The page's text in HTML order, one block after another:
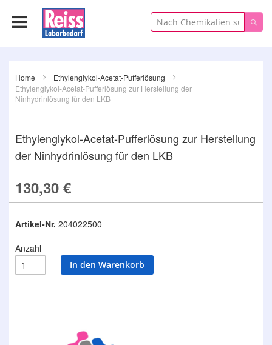
Suche
Home
Ethylenglykol-Acetat-Pufferlösung
Ethylenglykol-Acetat-Pufferlösung zur Herstellung der
Ninhydrinlösung für den LKB
Ethylenglykol-Acetat-Pufferlösung zur Herstellung
der Ninhydrinlösung für den LKB
130,30 €
Artikel-Nr. 204022500
Anzahl
In den Warenkorb